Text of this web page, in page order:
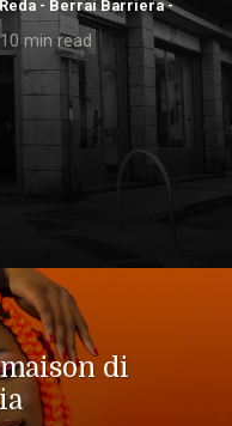
- Berrai Barriera -
min read
di